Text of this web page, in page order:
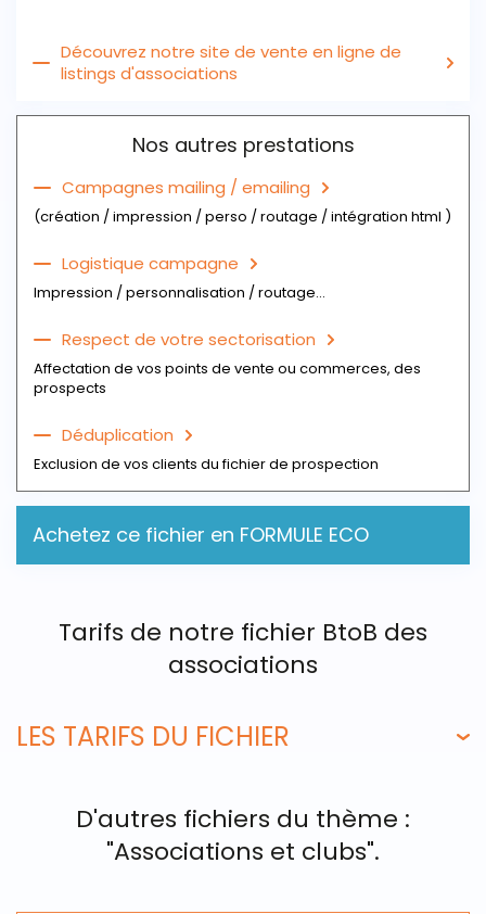
Découvrez notre site de vente en ligne de
listings d'associations
Nos autres prestations
Campagnes mailing / emailing
(création / impression / perso / routage / intégration html )
Logistique campagne
Impression / personnalisation / routage...
Respect de votre sectorisation
Affectation de vos points de vente ou commerces, des
prospects
Déduplication
Exclusion de vos clients du fichier de prospection
Achetez ce fichier en FORMULE ECO
Tarifs de notre fichier BtoB des
associations
LES TARIFS DU FICHIER
D'autres fichiers du thème :
"Associations et clubs".